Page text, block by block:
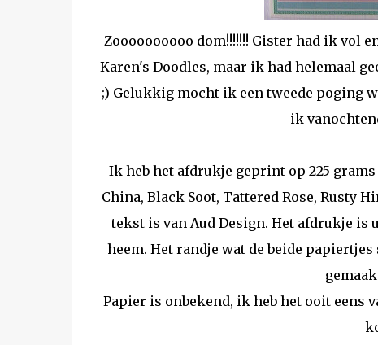
Zoooooooooo dom!!!!!!! Gister had ik vol
Karen's Doodles, maar ik had helemaal
;) Gelukkig mocht ik een tweede poging
ik
Ik heb het afdrukje geprint op 225
China, Black Soot, Tattered Rose, Rusty
tekst is van Aud Design. Het afdrukje is
heem. Het randje wat de beide
Papier is onbekend, ik heb het ooit eens